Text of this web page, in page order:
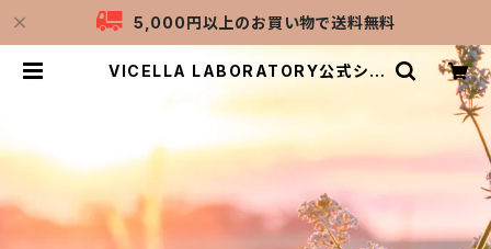
5,000円以上のお買い物で送料無料
VICELLA LABORATORY公式ショ